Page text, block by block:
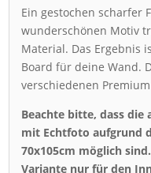
Ein gestochen scharfer
wunderschönen Motiv
Material. Das Ergebnis
Board für deine Wand.
verschiedenen
Beachte bitte, dass die
mit Echtfoto aufgrund
70x105cm möglich
Variante nur für den